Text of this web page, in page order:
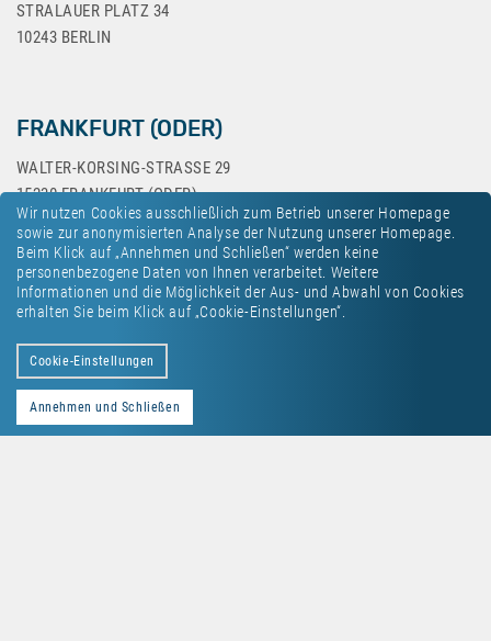
Wir nutzen Cookies ausschließlich zum Betrieb unserer Homepage
sowie zur anonymisierten Analyse der Nutzung unserer Homepage.
Beim Klick auf „Annehmen und Schließen“ werden keine
personenbezogene Daten von Ihnen verarbeitet. Weitere
Informationen und die Möglichkeit der Aus- und Abwahl von Cookies
erhalten Sie beim Klick auf „Cookie-Einstellungen“.
Cookie-Einstellungen
Annehmen und Schließen
STRALAUER PLATZ 34
10243 BERLIN
FRANKFURT (ODER)
WALTER-KORSING-STRASSE 29
15230 FRANKFURT (ODER)